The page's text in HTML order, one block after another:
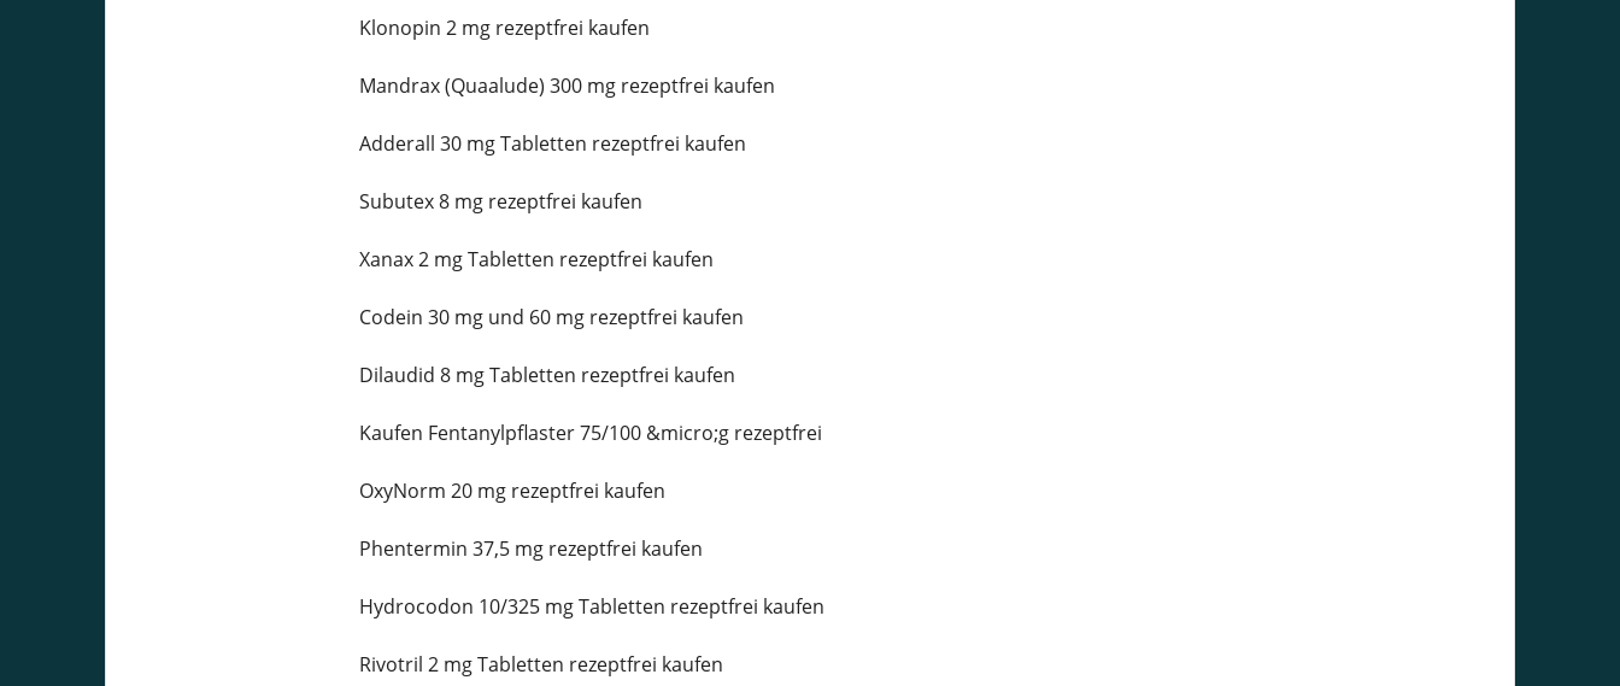
Klonopin 2 mg rezeptfrei kaufen
Mandrax (Quaalude) 300 mg rezeptfrei kaufen
Adderall 30 mg Tabletten rezeptfrei kaufen
Subutex 8 mg rezeptfrei kaufen
Xanax 2 mg Tabletten rezeptfrei kaufen
Codein 30 mg und 60 mg rezeptfrei kaufen
Dilaudid 8 mg Tabletten rezeptfrei kaufen
Kaufen Fentanylpflaster 75/100 &micro;g rezeptfrei
OxyNorm 20 mg rezeptfrei kaufen
Phentermin 37,5 mg rezeptfrei kaufen
Hydrocodon 10/325 mg Tabletten rezeptfrei kaufen
Rivotril 2 mg Tabletten rezeptfrei kaufen